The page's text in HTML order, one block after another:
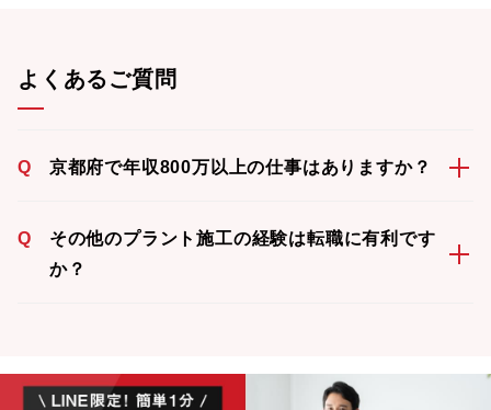
よくあるご質問
Q 京都府で年収800万以上の仕事はありますか？
Q
その他のプラント施工の経験は転職に有利です
か？